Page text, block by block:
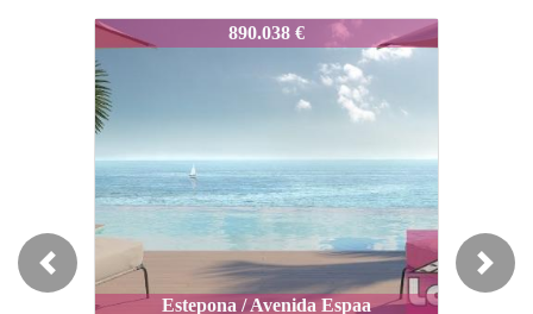
685-Costa
890.038 €
Estepona / Avenida Espaa
685-Costa 750.000 €
Estepona / Centro
Previous Next